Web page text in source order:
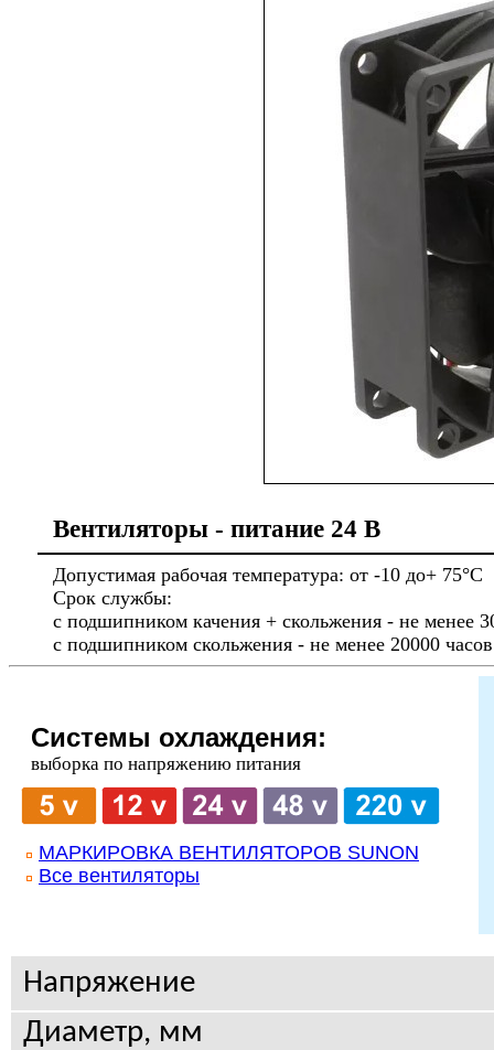
Вентиляторы - питание 24 В
Допустимая рабочая температура: от -10 до+ 75°С
Срок службы:
с подшипником качения + скольжения - не менее
с подшипником скольжения - не менее 20000 часов
Системы охлаждения:
выборка по напряжению питания
МАРКИРОВКА ВЕНТИЛЯТОРОВ SUNON
Все вентиляторы
Напряжение
Диаметр, мм